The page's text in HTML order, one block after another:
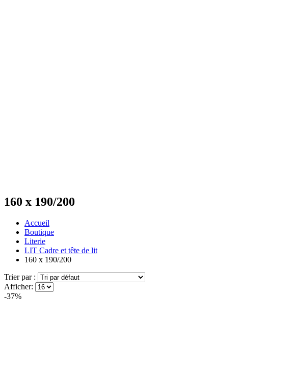
160 x 190/200
Accueil
Boutique
Literie
LIT Cadre et tête de lit
160 x 190/200
Trier par :
Afficher:
-37%